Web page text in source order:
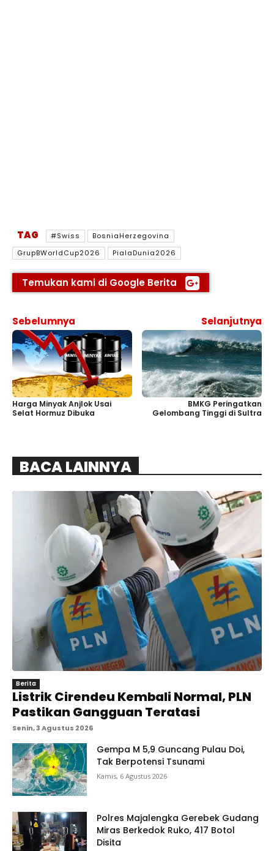
TAG #Swiss
BosniaHerzegovina
GrupBWorldCup2026
PialaDunia2026
Temukan kami di Google Berita
Sebelumnya
Harga Minyak Anjlok Usai
Selat Hormuz Dibuka
Selanjutnya
BMKG Peringatkan
Gelombang Tinggi di Sultra
BACA LAINNYA
Berita
Listrik Cirendeu Kembali Normal, PLN
Pastikan Gangguan Teratasi
Senin, 3 Agustus 2026
Gempa M 5,9 Guncang Pulau Doi,
Tak Berpotensi Tsunami
Kamis, 6 Agustus 2026
Polres Majalengka Gerebek Gudang
Miras Berkedok Ruko, 417 Botol
Disita